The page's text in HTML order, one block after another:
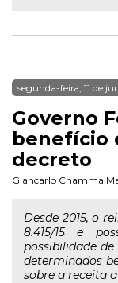
segunda-feira, 11 de
Governo
benefício
decreto
Giancarlo Chamma
Desde 2015, o
8.415/15 e
possibilidade
determinados
sobre a receita